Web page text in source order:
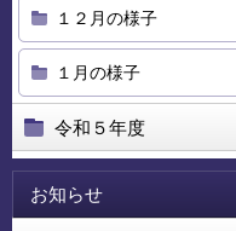
１２月の様子
１月の様子
令和５年度
お知らせ